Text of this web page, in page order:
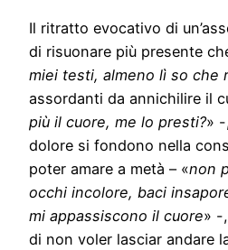
Il ritratto evocativo di
di risuonare più presente
miei testi, almeno lì so che
assordanti da annichilire il
più il cuore, me lo presti?»
dolore si fondono nella
poter amare a metà – «non
occhi incolore, baci
mi appassiscono il cuore» -
di non voler lasciar andare